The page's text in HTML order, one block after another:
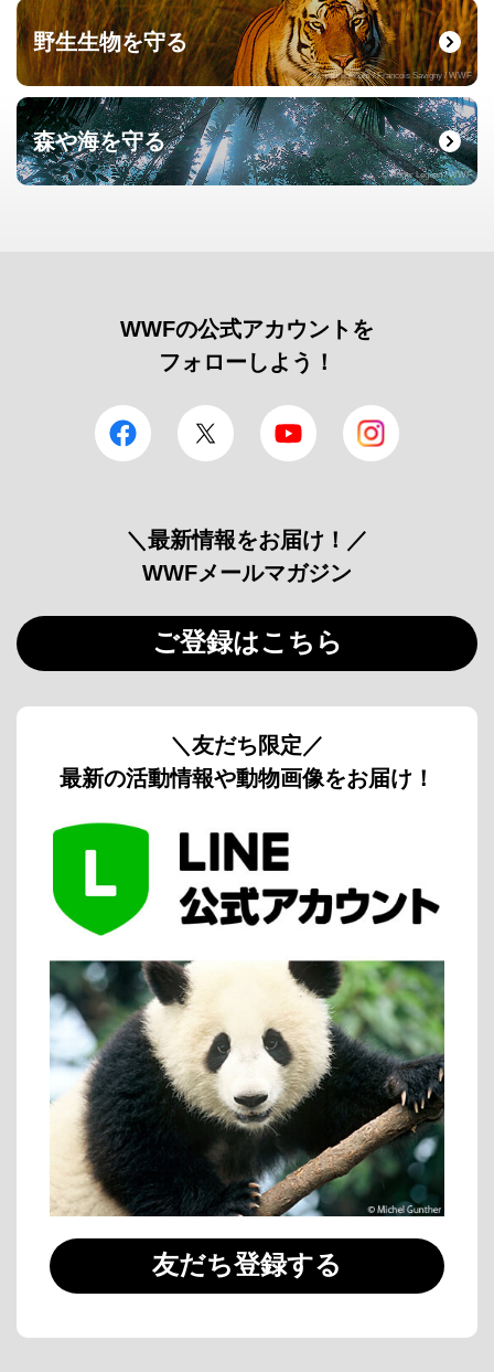
野生生物を守る
© naturepl.com / Francois Savigny / WWF
森や海を守る
© Roger Leguen / WWF
WWFの公式アカウントを
フォローしよう！
facebook Twitter YouTube
＼最新情報をお届け！／
WWFメールマガジン
ご登録はこちら
＼友だち限定／
最新の活動情報や動物画像をお届け！
友だち登録する